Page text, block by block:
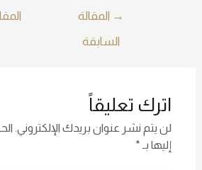
→ المقالة
السابقة
اترك تعليقاً
لن يتم نشر عنوان بريدك الإلكتروني.
إليها بـ *